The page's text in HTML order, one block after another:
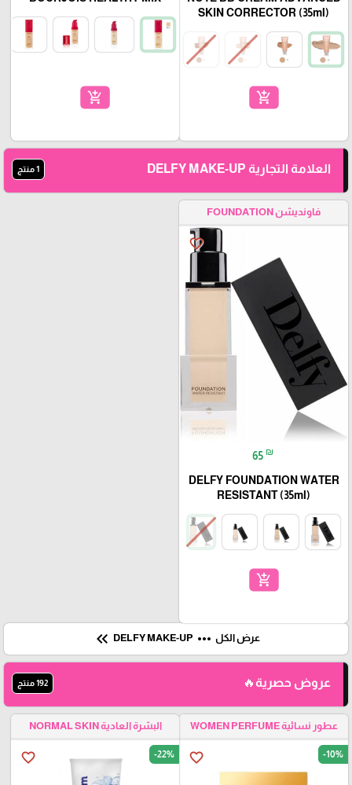
SKIN CORRECTOR (35ml)
add_shopping_cart
add_shopping_cart
العلامة التجارية DELFY MAKE-UP 1 منتج
فاونديشن FOUNDATION
favorite_border
65 ₪
DELFY FOUNDATION WATER
RESISTANT (35ml)
add_shopping_cart
عرض الكل more_horiz
keyboard_double_arrow_left
عروض حصرية🔥 192 منتج
عطور نسائية WOMEN PERFUME
favorite_border -10%
البشرة العادية NORMAL SKIN
favorite_border -22%